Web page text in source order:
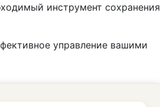
инструмент сохранения
управление вашими